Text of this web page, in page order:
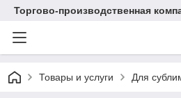
Торгово-производственная
Товары и услуги Для